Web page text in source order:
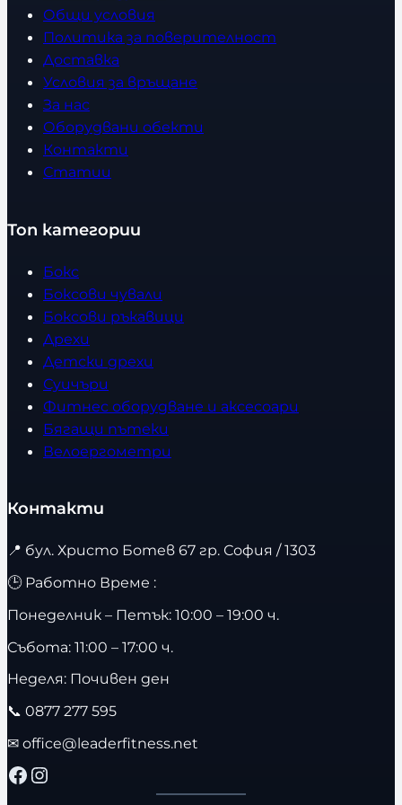
Общи условия
Политика за поверителност
Доставка
Условия за връщане
За нас
Оборудвани обекти
Контакти
Статии
Топ категории
Бокс
Боксови чували
Боксови ръкавици
Дрехи
Детски дрехи
Суичъри
Фитнес оборудване и аксесоари
Бягащи пътеки
Велоергометри
Контакти
📍 бул. Христо Ботев 67 гр. София / 1303
🕒 Работно Време :
Понеделник – Петък: 10:00 – 19:00 ч.
Събота: 11:00 – 17:00 ч.
Неделя: Почивен ден
📞 0877 277 595
✉ office@leaderfitness.net
Facebook Instagram